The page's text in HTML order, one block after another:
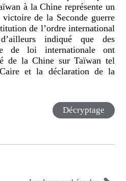
à la Chine représente un
de la Seconde guerre
de l’ordre international
indiqué que des
de loi internationale ont
de la Chine sur Taïwan tel
et la déclaration de la
Décryptage